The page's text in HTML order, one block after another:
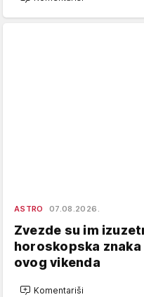
ASTRO 07.08.2026.
Zvezde su im
horoskopska
ovog vikenda
Komentariši